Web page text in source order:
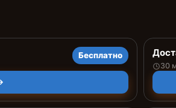
Бесплатно
30